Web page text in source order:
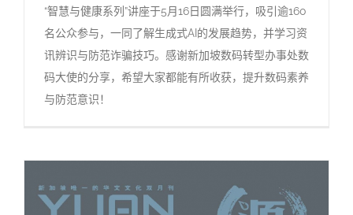
“智慧与健康系列”讲座于5月16日圆满举行，吸引逾160
名公众参与，一同了解生成式AI的发展趋势，并学习资
讯辨识与防范诈骗技巧。感谢新加坡数码转型办事处数
码大使的分享，希望大家都能有所收获，提升数码素养
与防范意识！